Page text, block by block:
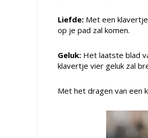
Liefde: Met een
op je pad zal komen.
Geluk: Het laatste blad
klavertje vier geluk zal
Met het dragen van een